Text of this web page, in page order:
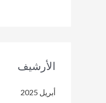
الأرشيف
أبريل 2025